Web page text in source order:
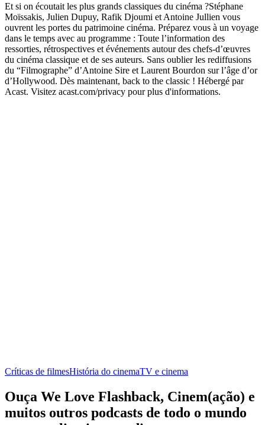
Et si on écoutait les plus grands classiques du cinéma ?Stéphane
Moïssakis, Julien Dupuy, Rafik Djoumi et Antoine Jullien vous
ouvrent les portes du patrimoine cinéma. Préparez vous à un voyage
dans le temps avec au programme : Toute l’information des
ressorties, rétrospectives et événements autour des chefs-d’œuvres
du cinéma classique et de ses auteurs. Sans oublier les rediffusions
du “Filmographe” d’Antoine Sire et Laurent Bourdon sur l’âge d’or
d’Hollywood. Dès maintenant, back to the classic ! Hébergé par
Acast. Visitez acast.com/privacy pour plus d'informations.
Críticas de filmesHistória do cinemaTV e cinema
Ouça We Love Flashback, Cinem(ação) e
muitos outros podcasts de todo o mundo